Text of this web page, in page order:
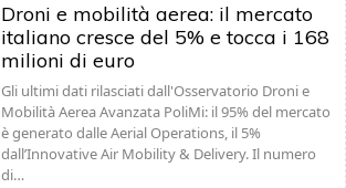
Droni e mobilità aerea: il mercato
italiano cresce del 5% e tocca i 168
milioni di euro
Gli ultimi dati rilasciati dall'Osservatorio Droni e
Mobilità Aerea Avanzata PoliMi: il 95% del mercato
è generato dalle Aerial Operations, il 5%
dall’Innovative Air Mobility & Delivery. Il numero
di…